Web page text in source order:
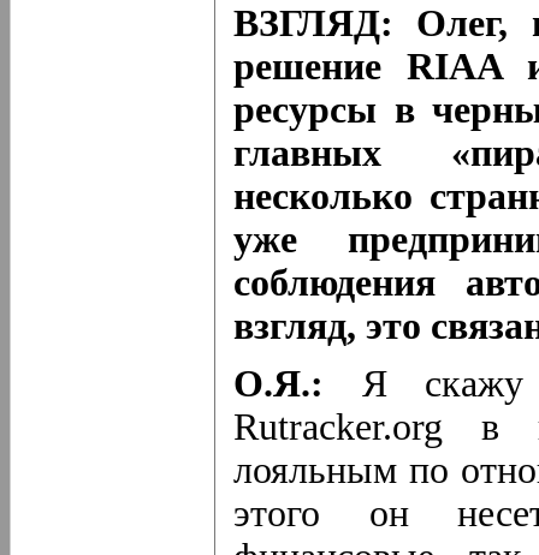
ВЗГЛЯД: Олег,
решение RIAA
ресурсы в
главных
несколько
уже
соблюдения
взгляд, это
О.Я.: Я скажу
Rutracker.org в
лояльным по
этого он